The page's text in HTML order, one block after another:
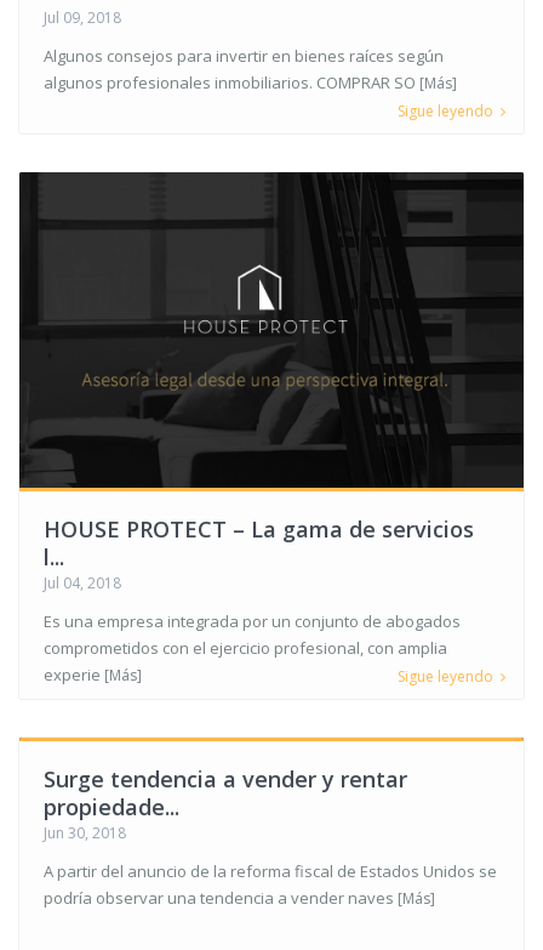
Jul 09, 2018
Algunos consejos para invertir en bienes raíces según
algunos profesionales inmobiliarios. COMPRAR SO [Más]
Sigue leyendo
HOUSE PROTECT – La gama de servicios
l...
Jul 04, 2018
Es una empresa integrada por un conjunto de abogados
comprometidos con el ejercicio profesional, con amplia
experie [Más] Sigue leyendo
Surge tendencia a vender y rentar
propiedade...
Jun 30, 2018
A partir del anuncio de la reforma fiscal de Estados Unidos se
podría observar una tendencia a vender naves [Más]